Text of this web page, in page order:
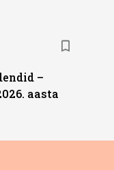
–
aasta